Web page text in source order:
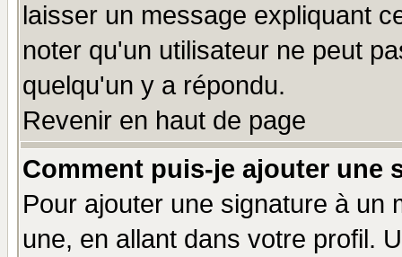
laisser un message expliquant
noter qu'un utilisateur ne peut
quelqu'un y a répondu.
Revenir en haut de page
Comment puis-je ajouter une
Pour ajouter une signature à un
une, en allant dans votre profil.